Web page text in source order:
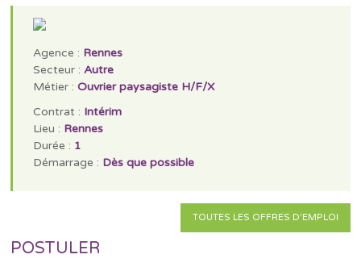
Agence : Rennes
Secteur :Autre
Métier :Ouvrier paysagiste H/F/X
Contrat : Intérim
Lieu : Rennes
Durée : 1
Démarrage : Dès que possible
TOUTES LES OFFRES D'EMPLOI
POSTULER